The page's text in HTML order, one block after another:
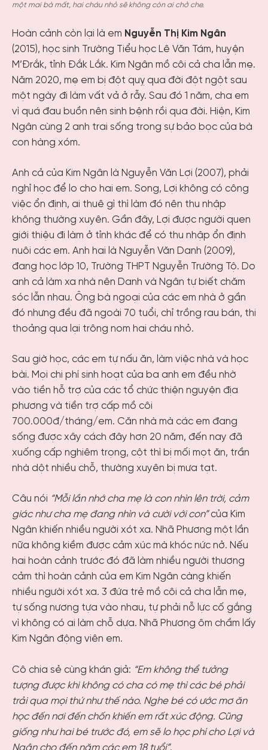
một mai bà mất, hai cháu nhỏ sẽ không còn ai chở che.
Hoàn cảnh còn lại là em Nguyễn Thị Kim Ngân
(2015), học sinh Trường Tiểu học Lê Văn Tám, huyện
M’Đrắk, tỉnh Đắk Lắk. Kim Ngân mồ côi cả cha lẫn mẹ.
Năm 2020, mẹ em bị đột quỵ qua đời đột ngột sau
một ngày đi làm vất vả ở rẫy. Sau đó 1 năm, cha em
vì quá đau buồn nên sinh bệnh rồi qua đời. Hiện, Kim
Ngân cùng 2 anh trai sống trong sự bảo bọc của bà
con hàng xóm.
Anh cả của Kim Ngân là Nguyễn Văn Lợi (2007), phải
nghỉ học để lo cho hai em. Song, Lợi không có công
việc ổn định, ai thuê gì thì làm đó nên thu nhập
không thường xuyên. Gần đây, Lợi được người quen
giới thiệu đi làm ở tỉnh khác để có thu nhập ổn định
nuôi các em. Anh hai là Nguyễn Văn Danh (2009),
đang học lớp 10, Trường THPT Nguyễn Trường Tộ. Do
anh cả làm xa nhà nên Danh và Ngân tự biết chăm
sóc lẫn nhau. Ông bà ngoại của các em nhà ở gần
đó nhưng đều đã ngoài 70 tuổi, chỉ trồng rau bán, thi
thoảng qua lại trông nom hai cháu nhỏ.
Sau giờ học, các em tự nấu ăn, làm việc nhà và học
bài. Mọi chi phí sinh hoạt của ba anh em đều nhờ
vào tiền hỗ trợ của các tổ chức thiện nguyện địa
phương và tiền trợ cấp mồ côi
700.000đ/tháng/em. Căn nhà mà các em đang
sống được xây cách đây hơn 20 năm, đến nay đã
xuống cấp nghiêm trọng, cột thì bị mối mọt ăn, trần
nhà dột nhiều chỗ, thường xuyên bị mưa tạt.
Câu nói “Mỗi lần nhớ cha mẹ là con nhìn lên trời, cảm
giác như cha mẹ đang nhìn và cười với con”của Kim
Ngân khiến nhiều người xót xa. Nhã Phương một lần
nữa không kiềm được cảm xúc mà khóc nức nở. Nếu
hai hoàn cảnh trước đó đã làm nhiều người thương
cảm thì hoàn cảnh của em Kim Ngân càng khiến
nhiều người xót xa. 3 đứa trẻ mồ côi cả cha lẫn mẹ,
tự sống nương tựa vào nhau, tự phải nỗ lực cố gắng
vì không có ai làm chỗ dựa. Nhã Phương ôm chầm lấy
Kim Ngân động viên em.
Cô chia sẻ cùng khán giả: “Em không thể tưởng
tượng được khi không có cha có mẹ thì các bé phải
trải qua mọi thứ như thế nào. Nghe bé có ước mơ ăn
học đến nơi đến chốn khiến em rất xúc động. Cũng
giống như hai bé trước đó, em sẽ lo học phí cho Lợi và
Ngân cho đến năm các em 18 tuổi”.